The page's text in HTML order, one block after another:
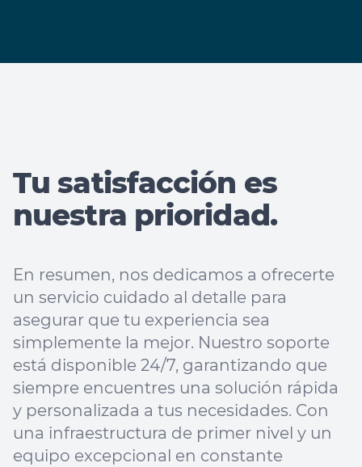
Tu satisfacción es
nuestra prioridad.
En resumen, nos dedicamos a ofrecerte
un servicio cuidado al detalle para
asegurar que tu experiencia sea
simplemente la mejor. Nuestro soporte
está disponible 24/7, garantizando que
siempre encuentres una solución rápida
y personalizada a tus necesidades. Con
una infraestructura de primer nivel y un
equipo excepcional en constante